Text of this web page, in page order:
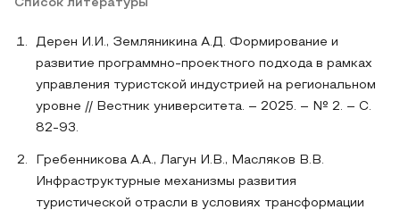
Список литературы
Дерен И.И., Земляникина А.Д. Формирование и
развитие программно-проектного подхода в рамках
управления туристской индустрией на региональном
уровне // Вестник университета. – 2025. – № 2. – С.
82-93.
Гребенникова А.А., Лагун И.В., Масляков В.В.
Инфраструктурные механизмы развития
туристической отрасли в условиях трансформации